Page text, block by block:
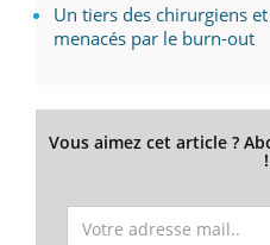
Un tiers des chirurgiens
menacés par le burn-out
Vous aimez cet article ?
!